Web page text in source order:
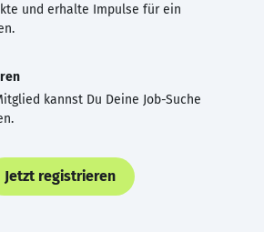
und erhalte Impulse für ein
kannst Du Deine Job-Suche
Jetzt registrieren